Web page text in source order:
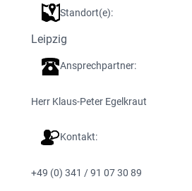
Standort(e):
Leipzig
Ansprechpartner:
Herr Klaus-Peter Egelkraut
Kontakt:
+49 (0) 341 / 91 07 30 89